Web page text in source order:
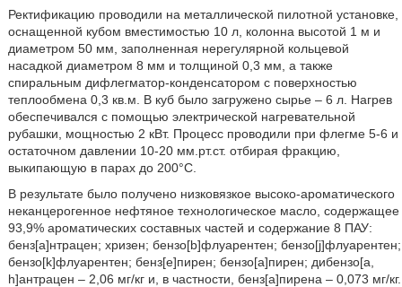
Ректификацию проводили на металлической пилотной установке,
оснащенной кубом вместимостью 10 л, колонна высотой 1 м и
диаметром 50 мм, заполненная нерегулярной кольцевой
насадкой диаметром 8 мм и толщиной 0,3 мм, а также
спиральным дифлегматор-конденсатором с поверхностью
теплообмена 0,3 кв.м. В куб было загружено сырье – 6 л. Нагрев
обеспечивался с помощью электрической нагревательной
рубашки, мощностью 2 кВт. Процесс проводили при флегме 5-6 и
остаточном давлении 10-20 мм.рт.ст. отбирая фракцию,
выкипающую в парах до 200°С.
В результате было получено низковязкое высоко-ароматического
неканцерогенное нефтяное технологическое масло, содержащее
93,9% ароматических составных частей и содержание 8 ПАУ:
бенз[а]нтрацен; хризен; бензо[b]флуарентен; бензо[j]флуарентен;
бензо[k]флуарентен; бенз[е]пирен; бензо[а]пирен; дибензо[a,
h]антрацен – 2,06 мг/кг и, в частности, бенз[а]пирена – 0,073 мг/кг.